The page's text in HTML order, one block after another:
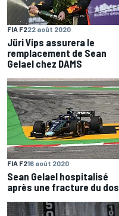
FIA F222 août 2020
Jüri Vips assurera le
remplacement de Sean
Gelael chez DAMS
FIA F216 août 2020
Sean Gelael hospitalisé
après une fracture du dos